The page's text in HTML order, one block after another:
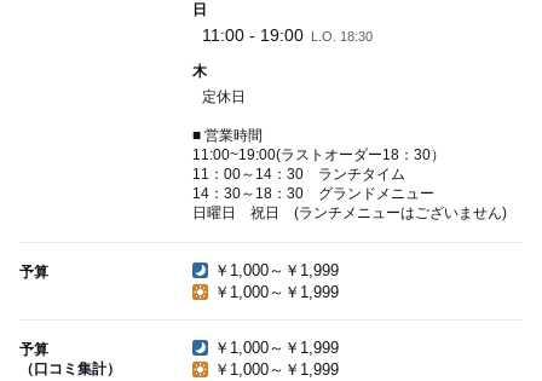
日
11:00 - 19:00 L.O. 18:30
木
定休日
■ 営業時間
11:00~19:00(ラストオーダー18：30）
11：00～14：30 ランチタイム
14：30～18：30 グランドメニュー
日曜日 祝日 (ランチメニューはございません)
予算
￥1,000～￥1,999
￥1,000～￥1,999
予算
（口コミ集計）
￥1,000～￥1,999
￥1,000～￥1,999